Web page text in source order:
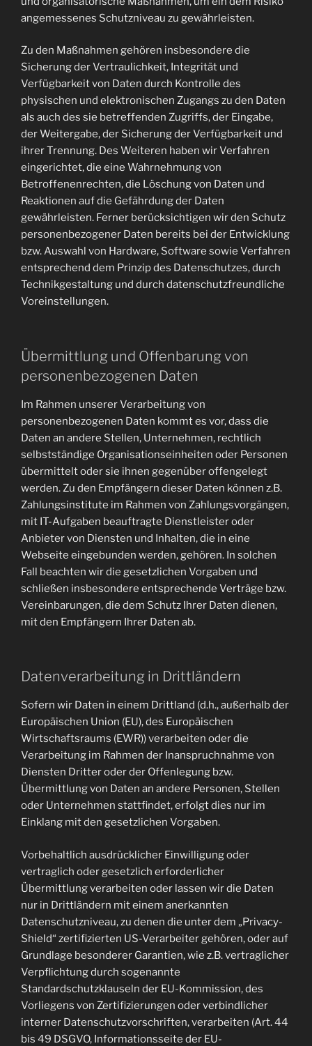
angemessenes Schutzniveau zu gewährleisten.
Zu den Maßnahmen gehören insbesondere die
Sicherung der Vertraulichkeit, Integrität und
Verfügbarkeit von Daten durch Kontrolle des
physischen und elektronischen Zugangs zu den Daten
als auch des sie betreffenden Zugriffs, der Eingabe,
der Weitergabe, der Sicherung der Verfügbarkeit und
ihrer Trennung. Des Weiteren haben wir Verfahren
eingerichtet, die eine Wahrnehmung von
Betroffenenrechten, die Löschung von Daten und
Reaktionen auf die Gefährdung der Daten
gewährleisten. Ferner berücksichtigen wir den Schutz
personenbezogener Daten bereits bei der Entwicklung
bzw. Auswahl von Hardware, Software sowie Verfahren
entsprechend dem Prinzip des Datenschutzes, durch
Technikgestaltung und durch datenschutzfreundliche
Voreinstellungen.
Übermittlung und Offenbarung von
personenbezogenen Daten
Im Rahmen unserer Verarbeitung von
personenbezogenen Daten kommt es vor, dass die
Daten an andere Stellen, Unternehmen, rechtlich
selbstständige Organisationseinheiten oder Personen
übermittelt oder sie ihnen gegenüber offengelegt
werden. Zu den Empfängern dieser Daten können z.B.
Zahlungsinstitute im Rahmen von Zahlungsvorgängen,
mit IT-Aufgaben beauftragte Dienstleister oder
Anbieter von Diensten und Inhalten, die in eine
Webseite eingebunden werden, gehören. In solchen
Fall beachten wir die gesetzlichen Vorgaben und
schließen insbesondere entsprechende Verträge bzw.
Vereinbarungen, die dem Schutz Ihrer Daten dienen,
mit den Empfängern Ihrer Daten ab.
Datenverarbeitung in Drittländern
Sofern wir Daten in einem Drittland (d.h., außerhalb der
Europäischen Union (EU), des Europäischen
Wirtschaftsraums (EWR)) verarbeiten oder die
Verarbeitung im Rahmen der Inanspruchnahme von
Diensten Dritter oder der Offenlegung bzw.
Übermittlung von Daten an andere Personen, Stellen
oder Unternehmen stattfindet, erfolgt dies nur im
Einklang mit den gesetzlichen Vorgaben.
Vorbehaltlich ausdrücklicher Einwilligung oder
vertraglich oder gesetzlich erforderlicher
Übermittlung verarbeiten oder lassen wir die Daten
nur in Drittländern mit einem anerkannten
Datenschutzniveau, zu denen die unter dem „Privacy-
Shield“ zertifizierten US-Verarbeiter gehören, oder auf
Grundlage besonderer Garantien, wie z.B. vertraglicher
Verpflichtung durch sogenannte
Standardschutzklauseln der EU-Kommission, des
Vorliegens von Zertifizierungen oder verbindlicher
interner Datenschutzvorschriften, verarbeiten (Art. 44
bis 49 DSGVO, Informationsseite der EU-